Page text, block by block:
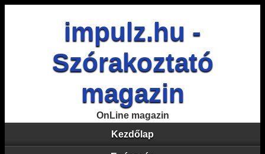
impulz.hu -
Szórakoztató
magazin
OnLine magazin
Kezdőlap